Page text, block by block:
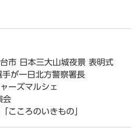
市 日本三大山城夜景 表明式
手が一日北方警察署長
ーズマルシェ
会
こころのいきもの」